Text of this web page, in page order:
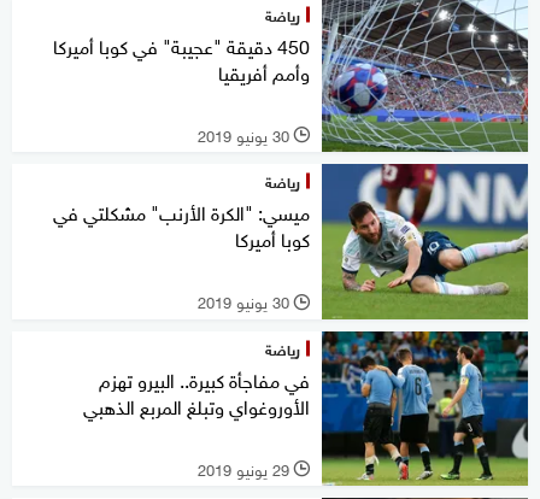
رياضة
450 دقيقة "عجيبة" في كوبا أميركا
وأمم أفريقيا
l 30 يونيو 2019
رياضة
ميسي: "الكرة الأرنب" مشكلتي في
كوبا أميركا
l 30 يونيو 2019
رياضة
في مفاجأة كبيرة.. البيرو تهزم
الأوروغواي وتبلغ المربع الذهبي
l 29 يونيو 2019